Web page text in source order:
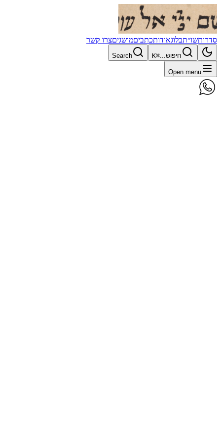
סדרותשו״תבלוגאודותכתביםמושגיםצרו קשר
חיפוש...⌘K
Search
Open menu